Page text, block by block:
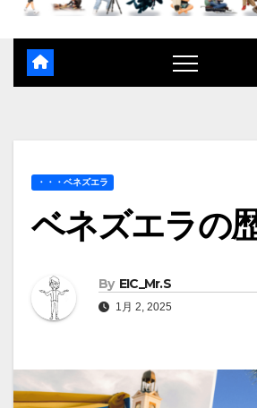
・・・ベネズエラ
ベネズエラの
By EIC_Mr.S
1月 2, 2025